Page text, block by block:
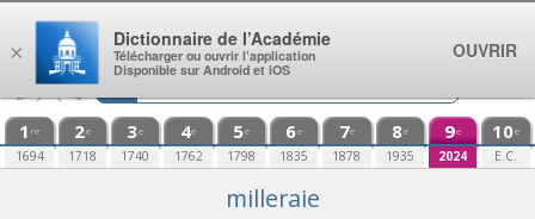
Aller au contenu
1 re
1694
2e
1718
3e
1740
4e
1762
5e
1798
6e
1835
7e
1878
8e
1935
9e
2024
10e
E.C.
milleraie
×
Dictionnaire de l’Académie
Télécharger ou ouvrir l’application
Disponible sur Android et iOS
OUVRIR